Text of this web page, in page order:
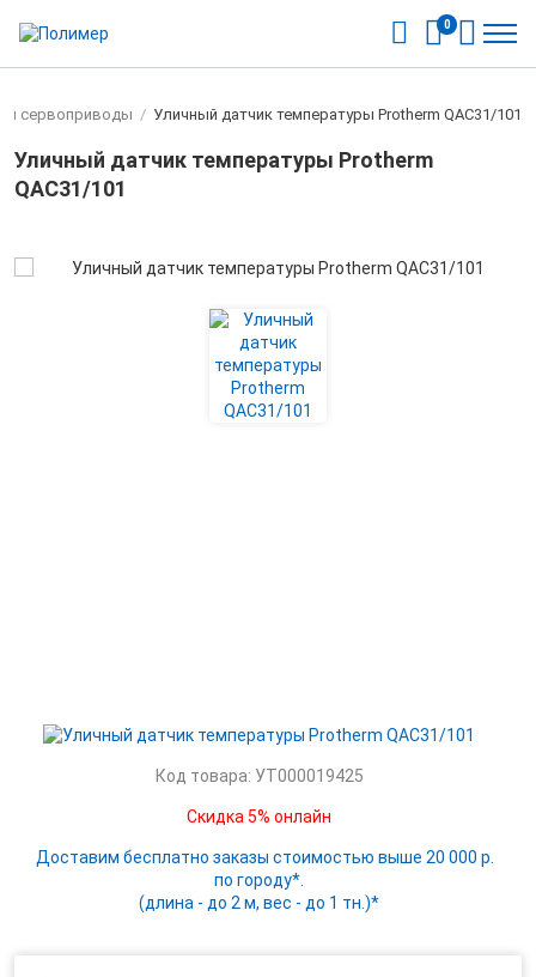
0
и сервоприводы / Уличный датчик температуры Protherm QAC31/101
Уличный датчик температуры Protherm
QAC31/101
Код товара: УТ000019425
Скидка 5% онлайн
Доставим бесплатно заказы стоимостью выше 20 000 р.
по городу*.
(длина - до 2 м, вес - до 1 тн.)*